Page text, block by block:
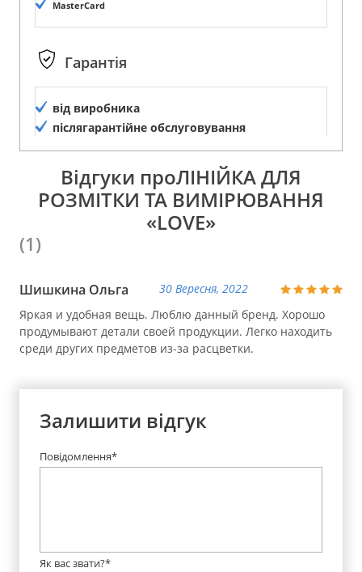
MasterCard
Гарантія
від виробника
післягарантійне обслуговування
Відгуки проЛІНІЙКА ДЛЯ
РОЗМІТКИ ТА ВИМІРЮВАННЯ
«LOVE»
(1)
Шишкина Ольга
30 Вересня, 2022
Яркая и удобная вещь. Люблю данный бренд. Хорошо
продумывают детали своей продукции. Легко находить
среди других предметов из-за расцветки.
Залишити відгук
Повідомлення*
Як вас звати?*